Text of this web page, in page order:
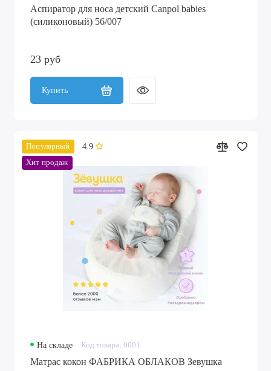
Аспиратор для носа детский Canpol babies
(силиконовый) 56/007
23 руб
Купить
Популярный
Хит продаж
4.9
На складе Код товара: 0001
Матрас кокон ФАБРИКА ОБЛАКОВ Зевушка